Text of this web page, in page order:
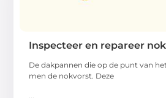
Inspecteer en repareer
De dakpannen die op de punt van
men de nokvorst. Deze